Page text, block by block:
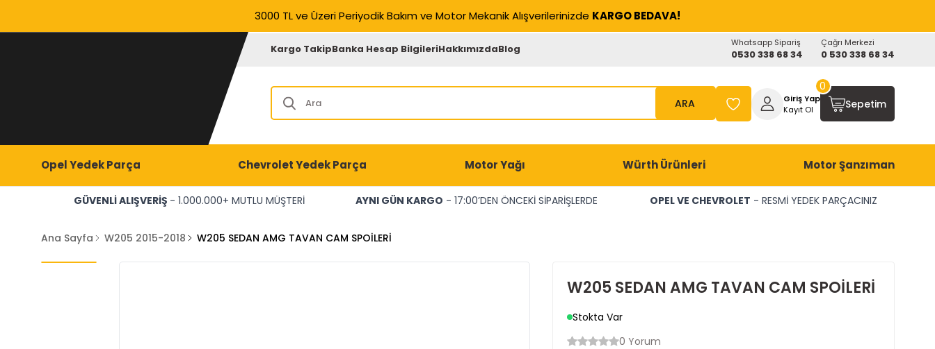
3000 TL ve Üzeri Periyodik Bakım ve Motor Mekanik Alışverilerinizde KARGO BEDAVA!
Kargo TakipBanka Hesap BilgileriHakkımızdaBlog Whatsapp Sipariş
0530 338 68 34
Çağrı Merkezi
0 530 338 68 34
ARA
Giriş Yap
Kayıt Ol
Sepetim
0
Opel Yedek Parça Chevrolet Yedek Parça Motor Yağı Würth Ürünleri Motor Şanzıman
GÜVENLİ ALIŞVERİŞ - 1.000.000+ MUTLU MÜŞTERİ AYNI GÜN KARGO - 17:00’DEN ÖNCEKİ SİPARİŞLERDE OPEL VE CHEVROLET - RESMİ YEDEK PARÇACINIZ
Ana Sayfa W205 2015-2018 W205 SEDAN AMG TAVAN CAM SPOİLERİ
W205 SEDAN AMG TAVAN CAM SPOİLERİ
Stokta Var
0 Yorum